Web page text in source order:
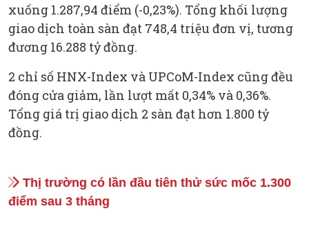
xuống 1.287,94 điểm (-0,23%). Tổng khối lượng
giao dịch toàn sàn đạt 748,4 triệu đơn vị, tương
đương 16.288 tỷ đồng.
2 chỉ số HNX-Index và UPCoM-Index cũng đều
đóng cửa giảm, lần lượt mất 0,34% và 0,36%.
Tổng giá trị giao dịch 2 sàn đạt hơn 1.800 tỷ
đồng.
Thị trường có lần đầu tiên thử sức mốc 1.300
điểm sau 3 tháng